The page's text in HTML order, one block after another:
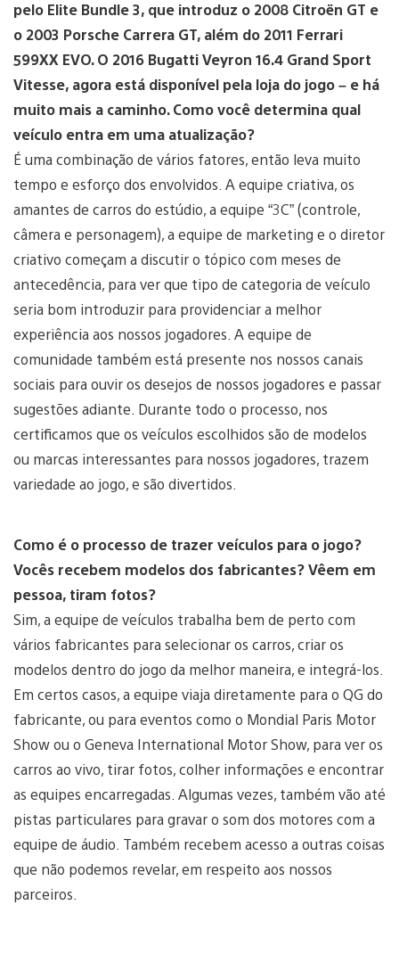
pelo Elite Bundle 3, que introduz o 2008 Citroën GT e
o 2003 Porsche Carrera GT, além do 2011 Ferrari
599XX EVO. O 2016 Bugatti Veyron 16.4 Grand Sport
Vitesse, agora está disponível pela loja do jogo – e há
muito mais a caminho. Como você determina qual
veículo entra em uma atualização?
É uma combinação de vários fatores, então leva muito
tempo e esforço dos envolvidos. A equipe criativa, os
amantes de carros do estúdio, a equipe “3C” (controle,
câmera e personagem), a equipe de marketing e o diretor
criativo começam a discutir o tópico com meses de
antecedência, para ver que tipo de categoria de veículo
seria bom introduzir para providenciar a melhor
experiência aos nossos jogadores. A equipe de
comunidade também está presente nos nossos canais
sociais para ouvir os desejos de nossos jogadores e passar
sugestões adiante. Durante todo o processo, nos
certificamos que os veículos escolhidos são de modelos
ou marcas interessantes para nossos jogadores, trazem
variedade ao jogo, e são divertidos.
Como é o processo de trazer veículos para o jogo?
Vocês recebem modelos dos fabricantes? Vêem em
pessoa, tiram fotos?
Sim, a equipe de veículos trabalha bem de perto com
vários fabricantes para selecionar os carros, criar os
modelos dentro do jogo da melhor maneira, e integrá-los.
Em certos casos, a equipe viaja diretamente para o QG do
fabricante, ou para eventos como o Mondial Paris Motor
Show ou o Geneva International Motor Show, para ver os
carros ao vivo, tirar fotos, colher informações e encontrar
as equipes encarregadas. Algumas vezes, também vão até
pistas particulares para gravar o som dos motores com a
equipe de áudio. Também recebem acesso a outras coisas
que não podemos revelar, em respeito aos nossos
parceiros.